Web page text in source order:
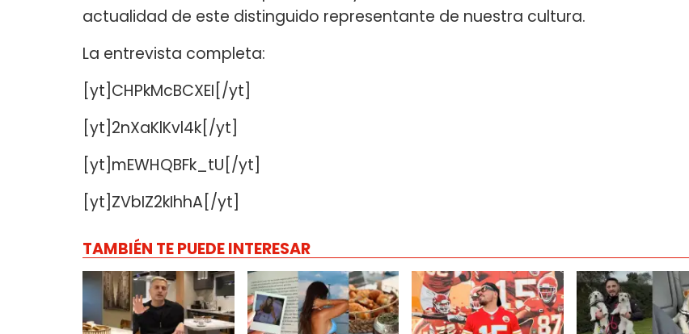
actualidad de este distinguido representante de nuestra cultura.
La entrevista completa:
[yt]CHPkMcBCXEI[/yt]
[yt]2nXaKlKvl4k[/yt]
[yt]mEWHQBFk_tU[/yt]
[yt]ZVbIZ2kIhhA[/yt]
TAMBIÉN TE PUEDE INTERESAR